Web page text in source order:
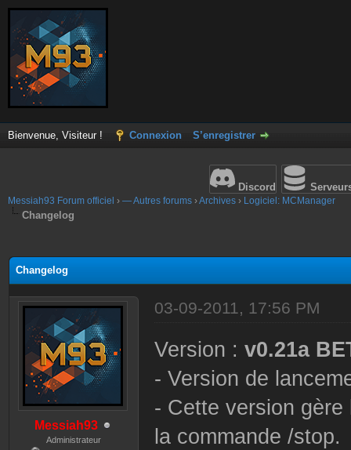
Bienvenue, Visiteur ! Connexion S’enregistrer
Discord
Messiah93 Forum officiel › — Autres forums ›Archives › Logiciel: MCManager
Changelog
Changelog
Messiah93
Administrateur
03-09-2011, 17:56 PM
Version : v0.21a
- Version de
- Cette version
la commande /stop.